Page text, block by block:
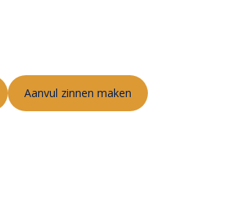
Aanvul zinnen maken